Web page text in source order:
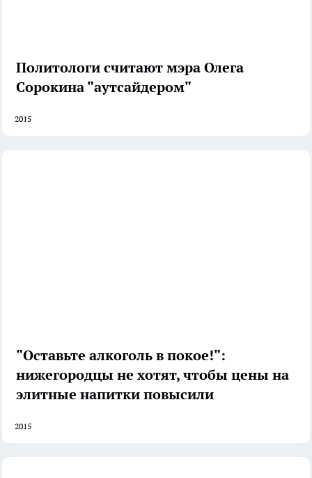
Политологи считают мэра Олега
Сорокина "аутсайдером"
2015
"Оставьте алкоголь в покое!":
нижегородцы не хотят, чтобы цены на
элитные напитки повысили
2015